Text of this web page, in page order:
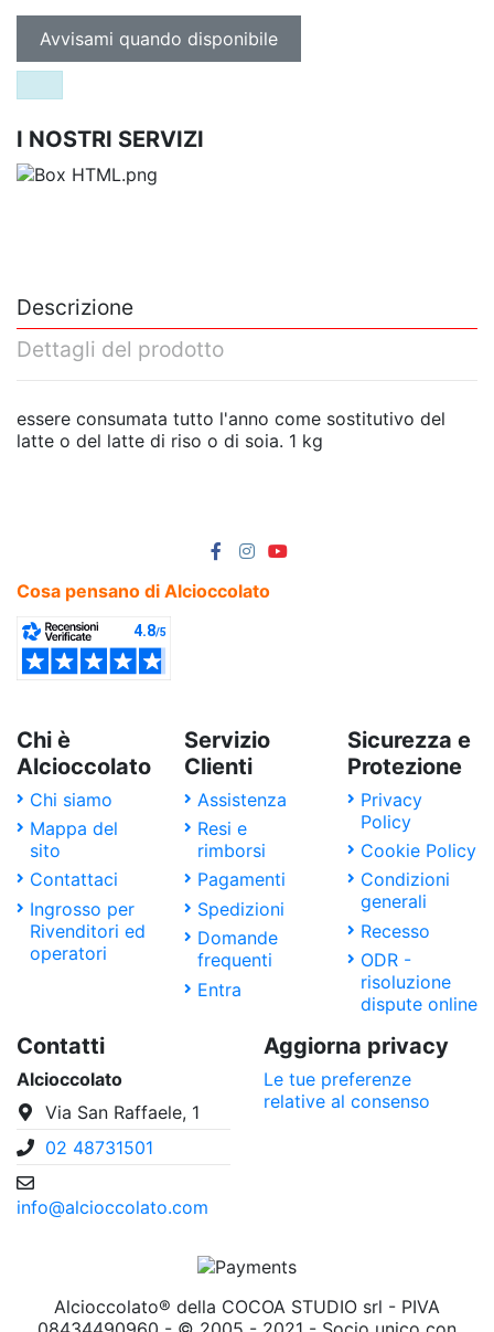
I NOSTRI SERVIZI
Descrizione
Dettagli del prodotto
essere consumata tutto l'anno come sostitutivo del
latte o del latte di riso o di soia. 1 kg
Cosa pensano di Alcioccolato
Chi è
Alcioccolato
Chi siamo
Mappa del
sito
Contattaci
Ingrosso per
Rivenditori ed
operatori
Servizio
Clienti
Assistenza
Resi e
rimborsi
Pagamenti
Spedizioni
Domande
frequenti
Entra
Sicurezza e
Protezione
Privacy
Policy
Cookie Policy
Condizioni
generali
Recesso
ODR -
risoluzione
dispute online
Contatti
Alcioccolato
Via San Raffaele, 1
02 48731501
info@alcioccolato.com
Aggiorna privacy
Le tue preferenze
relative al consenso
Alcioccolato® della COCOA STUDIO srl - PIVA